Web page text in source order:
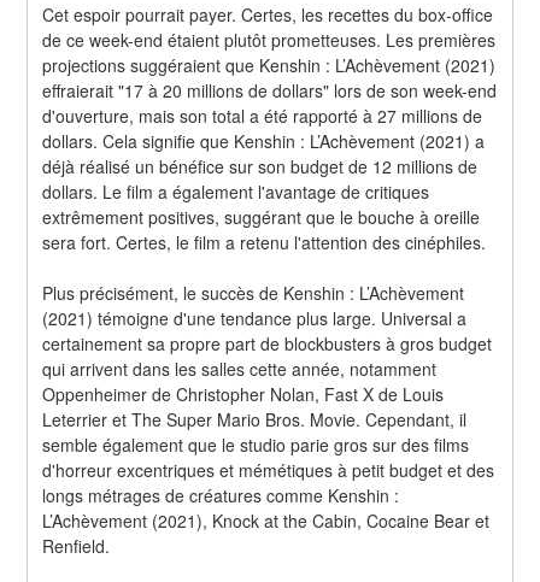
Cet espoir pourrait payer. Certes, les recettes du box-office
de ce week-end étaient plutôt prometteuses. Les premières
projections suggéraient que Kenshin : L’Achèvement (2021)
effraierait "17 à 20 millions de dollars" lors de son week-end
d'ouverture, mais son total a été rapporté à 27 millions de
dollars. Cela signifie que Kenshin : L’Achèvement (2021) a
déjà réalisé un bénéfice sur son budget de 12 millions de
dollars. Le film a également l'avantage de critiques
extrêmement positives, suggérant que le bouche à oreille
sera fort. Certes, le film a retenu l'attention des cinéphiles.
Plus précisément, le succès de Kenshin : L’Achèvement
(2021) témoigne d'une tendance plus large. Universal a
certainement sa propre part de blockbusters à gros budget
qui arrivent dans les salles cette année, notamment
Oppenheimer de Christopher Nolan, Fast X de Louis
Leterrier et The Super Mario Bros. Movie. Cependant, il
semble également que le studio parie gros sur des films
d'horreur excentriques et mémétiques à petit budget et des
longs métrages de créatures comme Kenshin :
L’Achèvement (2021), Knock at the Cabin, Cocaine Bear et
Renfield.